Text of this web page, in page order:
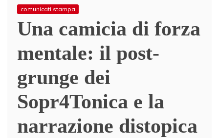
comunicati stampa
Una camicia di forza
mentale: il post-
grunge dei
Sopr4Tonica e la
narrazione distopica